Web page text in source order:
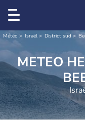
Météo Israël District sud
METEO